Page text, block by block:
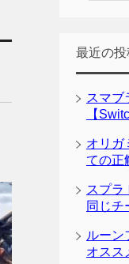
最近の投
スマブ
【
オリガ
ての正
スプラ
同じチ
ルーン
オスス